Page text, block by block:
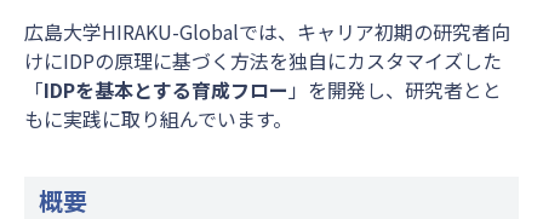
広島大学HIRAKU-Globalでは、キャリア初期の研究者向
けにIDPの原理に基づく方法を独自にカスタマイズした
「IDPを基本とする育成フロー 」を開発し、研究者とと
もに実践に取り組んでいます。
概要